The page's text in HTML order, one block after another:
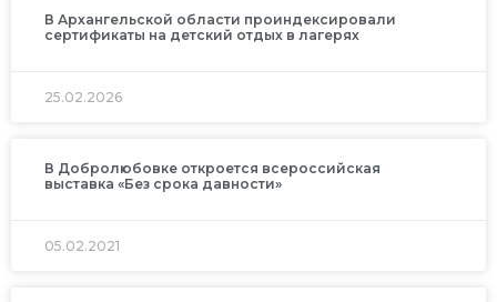
В Архангельской области проиндексировали
сертификаты на детский отдых в лагерях
25.02.2026
В Добролюбовке откроется всероссийская
выставка «Без срока давности»
05.02.2021